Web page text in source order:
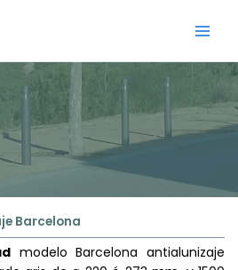
Barcelona
modelo Barcelona antialunizaje